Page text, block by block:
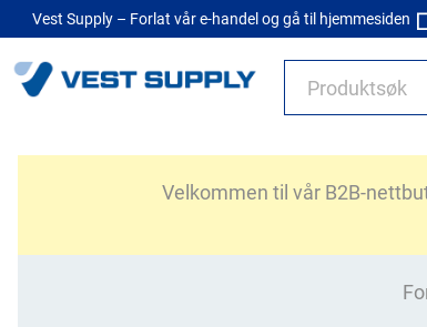
Vest Supply – Forlat vår e-handel og gå til hjemmesiden
Velkommen til vår B2B-